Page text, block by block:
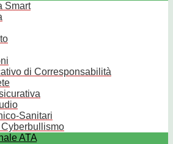
Smart
di Corresponsabilità
Sanitari
ATA